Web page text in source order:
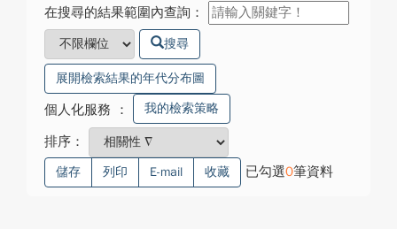
在搜尋的結果範圍內查詢：
搜尋
展開檢索結果的年代分布圖
個人化服務 ： 我的檢索策略
排序：
儲存 列印 E-mail 收藏 已勾選0筆資料